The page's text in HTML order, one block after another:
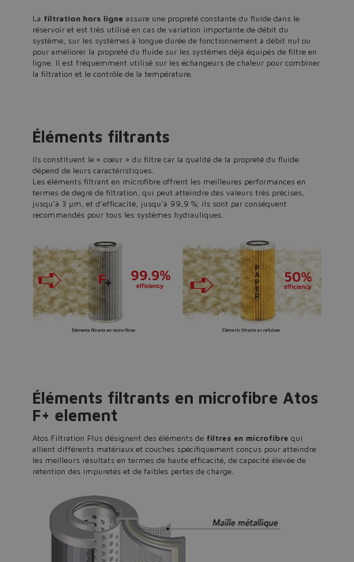
La filtration hors ligne assure une propreté constante du fluide dans le
réservoir et est très utilisé en cas de variation importante de débit du
système, sur les systèmes à longue durée de fonctionnement à débit nul ou
pour améliorer la propreté du fluide sur les systèmes déjà équipés de filtre en
ligne. Il est fréquemment utilisé sur les échangeurs de chaleur pour combiner
la filtration et le contrôle de la température.
Éléments filtrants
Ils constituent le « cœur » du filtre car la qualité de la propreté du fluide
dépend de leurs caractéristiques.
Les éléments filtrant en microfibre offrent les meilleures performances en
termes de degré de filtration, qui peut atteindre des valeurs très précises,
jusqu’à 3 µm, et d’efficacité, jusqu’à 99,9 %; ils sont par conséquent
recommandés pour tous les systèmes hydrauliques.
Éléments filtrants en microfibre Atos
F+ element
Atos Filtration Plus désignent des éléments de filtres en microfibre qui
allient différents matériaux et couches spécifiquement conçus pour atteindre
les meilleurs résultats en termes de haute efficacité, de capacité élevée de
rétention des impuretés et de faibles pertes de charge.